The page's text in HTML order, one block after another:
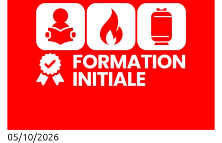
05/10/2026